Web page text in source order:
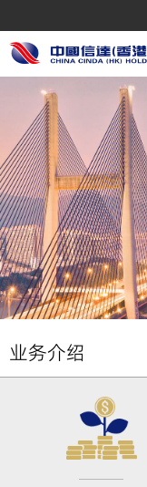
首页
公司介绍
业务介绍
人才招聘
联系我们
业务介绍